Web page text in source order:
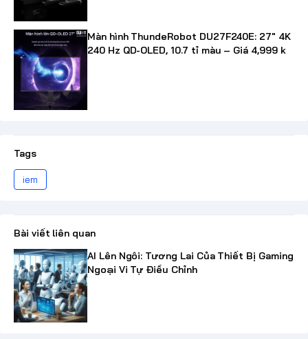
Màn hình ThundeRobot DU27F240E: 27" 4K
240 Hz QD-OLED, 10.7 tỉ màu – Giá 4,999 k
Tags
iem
Bài viết liên quan
AI Lên Ngôi: Tương Lai Của Thiết Bị Gaming
Ngoại Vi Tự Điều Chỉnh